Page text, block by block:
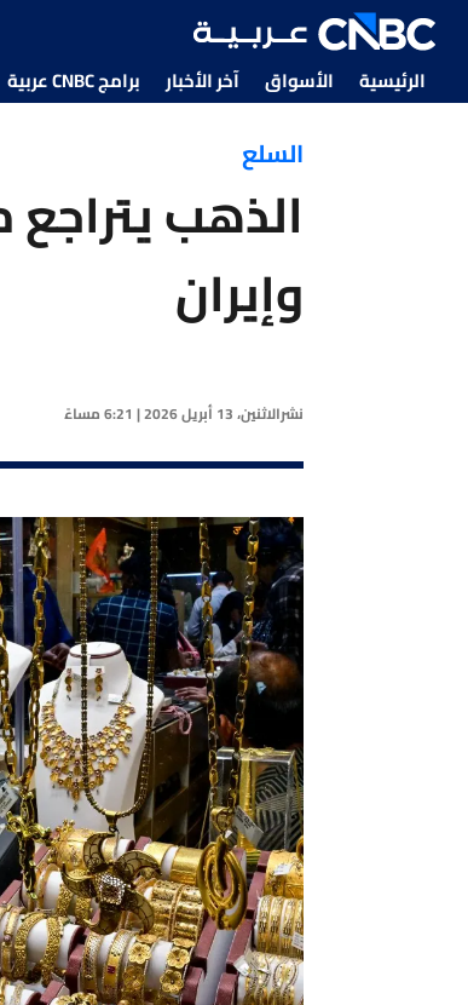
الرئيسية الأسواق آخر الأخبار برامج CNBC عربية
السلع
الذهب يتراجع
وإيران
نشرالاثنين، 13 أبريل 2026 | 6:21 مساءً